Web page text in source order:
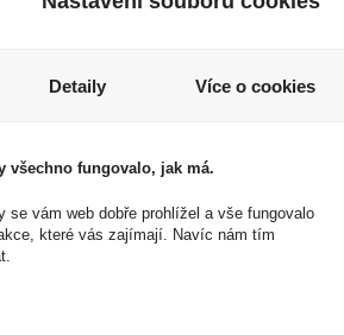
Skladem:do 5 ks
Detaily Více o cookies
všechno fungovalo, jak má.
se vám web dobře prohlížel a vše fungovalo
které vás zajímají. Navíc nám tím